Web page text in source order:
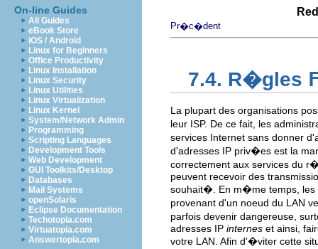
On-line Guides
All Guides
eBook Store
iOS / Android
Linux for Beginners
Office Productivity
Linux Installation
Linux Security
Linux Utilities
Linux Virtualization
Linux Kernel
System/Network Admin
Programming
Scripting Languages
Development Tools
Web Development
GUI Toolkits/Desktop
Databases
Mail Systems
openSolaris
Eclipse Documentation
Techotopia.com
Virtuatopia.com
Answertopia.com
Pr�c�dent
7.4. R�gles
La plupart des organisations
leur ISP. De ce fait, les
services Internet sans donner
d'adresses IP priv�es est la
correctement aux services du
peuvent recevoir des
souhait�. En m�me temps, les
provenant d'un noeud du LAN
parfois devenir dangereuse,
adresses IP internes et ainsi,
votre LAN. Afin d'�viter cette